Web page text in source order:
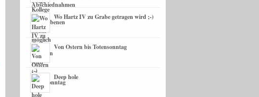
Wo Hartz IV zu Grabe getragen wird ;-)
Von Ostern bis Totensonntag
Deep hole